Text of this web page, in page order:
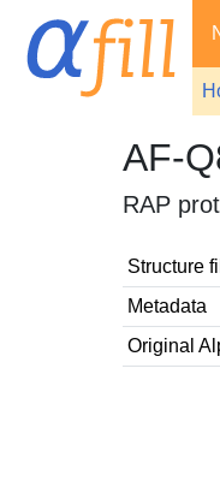
AF-
RAP
Structure
Metadata
Original